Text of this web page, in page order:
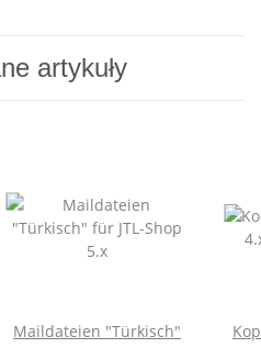
artykuły
Maildateien "Türkisch"